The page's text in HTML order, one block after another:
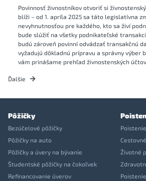
Povinnosť živnostníkov otvoriť si
blíži – od 1. apríla 2025 sa táto legislatívna
nevyhnutnosťou pre každého, kto sa živí
bude slúžiť na všetky podnikateľské
budú zároveň povinní odvádzať transakčnú
vyžadujú dôkladnú prípravu a správny výber
vám prinášame prehľad živnostenských
Ďalšie
Pôžičky
Bezúčelové pôžičky
Pôžičky na auto
Pôžičky a úvery na bývanie
Študentské pôžičky na čokoľvek
Refinancovanie úverov
Životné